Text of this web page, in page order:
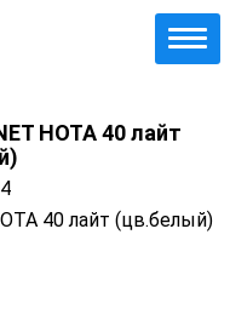
НОТА 40 лайт